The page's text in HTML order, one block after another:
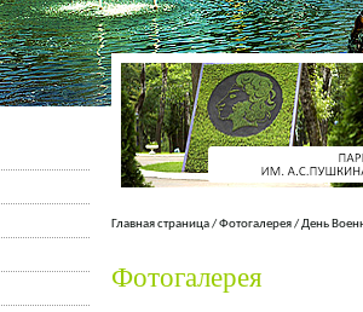
Главная страница/Фотогалерея/День
Фотогалерея